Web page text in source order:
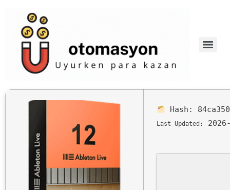
Hash:
Last Updated: